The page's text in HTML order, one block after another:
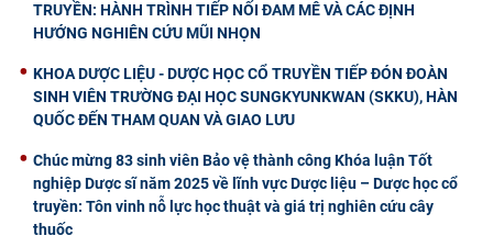
TRUYỀN: HÀNH TRÌNH TIẾP NỐI ĐAM MÊ VÀ CÁC ĐỊNH
HƯỚNG NGHIÊN CỨU MŨI NHỌN
KHOA DƯỢC LIỆU - DƯỢC HỌC CỔ TRUYỀN TIẾP ĐÓN ĐOÀN
SINH VIÊN TRƯỜNG ĐẠI HỌC SUNGKYUNKWAN (SKKU), HÀN
QUỐC ĐẾN THAM QUAN VÀ GIAO LƯU
Chúc mừng 83 sinh viên Bảo vệ thành công Khóa luận Tốt
nghiệp Dược sĩ năm 2025 về lĩnh vực Dược liệu – Dược học cổ
truyền: Tôn vinh nỗ lực học thuật và giá trị nghiên cứu cây
thuốc